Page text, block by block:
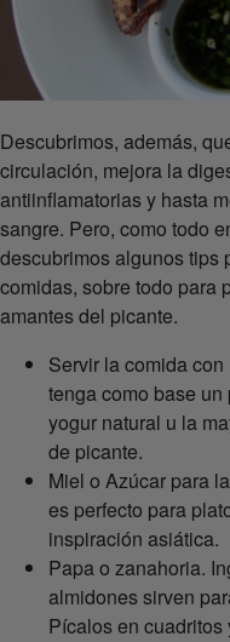
Descubrimos, además,
circulación, mejora la
antiinflamatorias y hasta
sangre. Pero, como todo
descubrimos algunos tips
comidas, sobre todo para
amantes del picante.
Servir la comida
tenga como base
yogur natural u la
de picante.
Miel o Azúcar para
es perfecto para
inspiración asiática.
Papa o zanahoria.
almidones sirven
Pícalos en